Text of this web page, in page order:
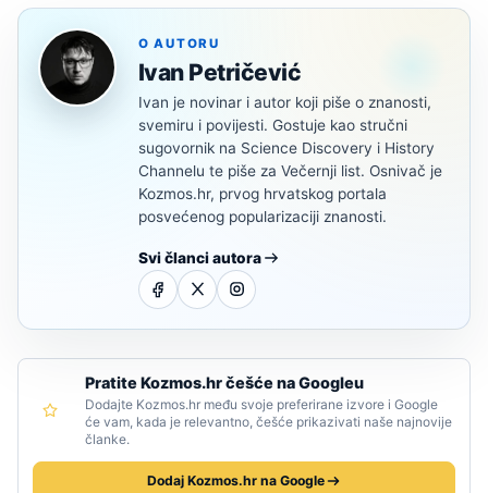
O AUTORU
Ivan Petričević
Ivan je novinar i autor koji piše o znanosti,
svemiru i povijesti. Gostuje kao stručni
sugovornik na Science Discovery i History
Channelu te piše za Večernji list. Osnivač je
Kozmos.hr, prvog hrvatskog portala
posvećenog popularizaciji znanosti.
Svi članci autora
Pratite Kozmos.hr češće na Googleu
Dodajte Kozmos.hr među svoje preferirane izvore i Google
će vam, kada je relevantno, češće prikazivati naše najnovije
članke.
Dodaj Kozmos.hr na Google